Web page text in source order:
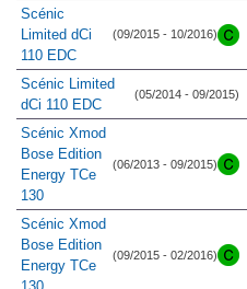
Scénic
Limited dCi
110 EDC
(09/2015 - 10/2016)
Scénic Limited
dCi 110 EDC
(05/2014 - 09/2015)
Scénic Xmod
Bose Edition
Energy TCe
130
(06/2013 - 09/2015)
Scénic Xmod
Bose Edition
Energy TCe
(09/2015 - 02/2016)